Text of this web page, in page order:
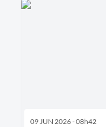
09 JUN 2026 - 08h42